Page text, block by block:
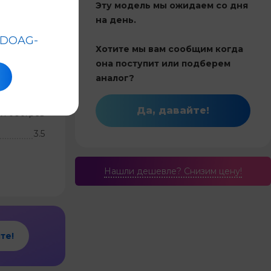
обогрев
3.5
Эту модель мы ожидаем со дня
на день.
Хотите мы вам сообщим когда
она поступит или подберем
аналог?
Да, давайте!
Нашли дешевле? Cнизим цену!